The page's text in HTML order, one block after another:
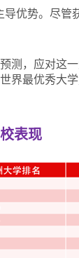
优势。尽管
测，应对这
界最优秀大
表现